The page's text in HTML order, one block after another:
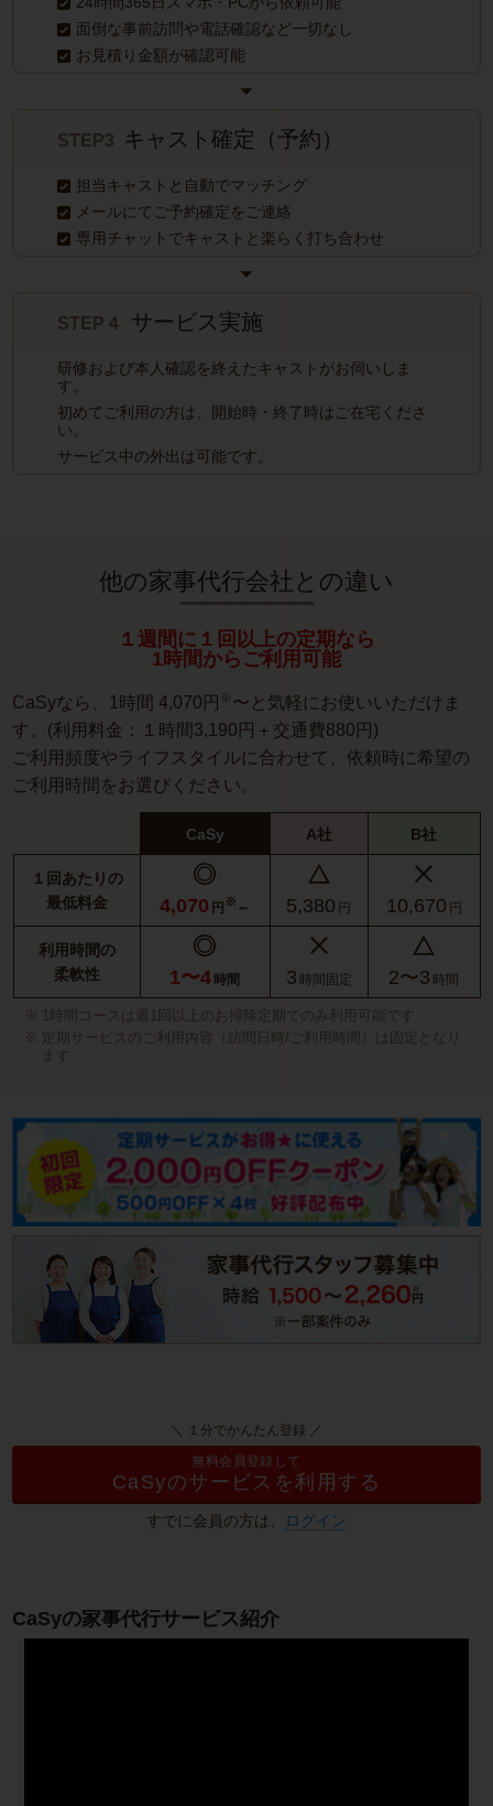
面倒な事前訪問や電話確認など一切なし
お見積り金額が確認可能
STEP3 キャスト確定（予約）
担当キャストと自動でマッチング
メールにてご予約確定をご連絡
専用チャットでキャストと楽らく打ち合わせ
STEP４ サービス実施
研修および本人確認を終えたキャストがお伺いしま
す。
初めてご利用の方は、開始時・終了時はご在宅くださ
い。
サービス中の外出は可能です。
他の家事代行会社との違い
１週間に１回以上の定期なら
1時間からご利用可能
CaSyなら、1時間 4,070円 ※ 〜と気軽にお使いいただけま
す。(利用料金：１時間3,190円＋交通費880円)
ご利用頻度やライフスタイルに合わせて、依頼時に希望の
ご利用時間をお選びください。
CaSy A社 B社
１回あたりの
最低料金
4,070 円 ※ ～ 5,380 円 10,670 円
利用時間の
柔軟性
1〜4 時間 3 時間固定 2〜3 時間
1時間コースは週1回以上のお掃除定期でのみ利用可能です
定期サービスのご利用内容（訪問日時/ご利用時間）は固定となり
＼ １分でかんたん登録 ／
無料会員登録して
CaSyのサービスを利用する
すでに会員の方は、 ログイン
CaSyの家事代行サービス紹介